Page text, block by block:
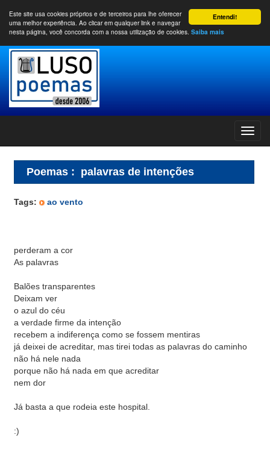
Entendi!
Este site usa cookies próprios e de terceiros para lhe oferecer
uma melhor experiência. Ao clicar em qualquer link e navegar
nesta página, você concorda com a nossa utilização de cookies. Saiba mais
Poemas : palavras de intenções
Tags: ao vento
perderam a cor
As palavras
Balões transparentes
Deixam ver
o azul do céu
a verdade firme da intenção
recebem a indiferença como se fossem mentiras
já deixei de acreditar, mas tirei todas as palavras do caminho
não há nele nada
porque não há nada em que acreditar
nem dor
Já basta a que rodeia este hospital.
:)